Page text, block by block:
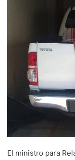
El ministro para